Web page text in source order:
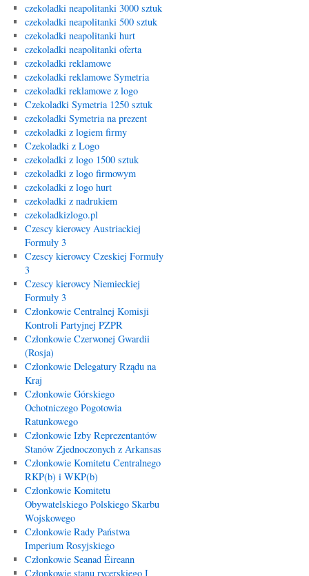
czekoladki neapolitanki 3000 sztuk
czekoladki neapolitanki 500 sztuk
czekoladki neapolitanki hurt
czekoladki neapolitanki oferta
czekoladki reklamowe
czekoladki reklamowe Symetria
czekoladki reklamowe z logo
Czekoladki Symetria 1250 sztuk
czekoladki Symetria na prezent
czekoladki z logiem firmy
Czekoladki z Logo
czekoladki z logo 1500 sztuk
czekoladki z logo firmowym
czekoladki z logo hurt
czekoladki z nadrukiem
czekoladkizlogo.pl
Czescy kierowcy Austriackiej
Formuły 3
Czescy kierowcy Czeskiej Formuły
3
Czescy kierowcy Niemieckiej
Formuły 3
Członkowie Centralnej Komisji
Kontroli Partyjnej PZPR
Członkowie Czerwonej Gwardii
(Rosja)
Członkowie Delegatury Rządu na
Kraj
Członkowie Górskiego
Ochotniczego Pogotowia
Ratunkowego
Członkowie Izby Reprezentantów
Stanów Zjednoczonych z Arkansas
Członkowie Komitetu Centralnego
RKP(b) i WKP(b)
Członkowie Komitetu
Obywatelskiego Polskiego Skarbu
Wojskowego
Członkowie Rady Państwa
Imperium Rosyjskiego
Członkowie Seanad Éireann
Członkowie stanu rycerskiego I